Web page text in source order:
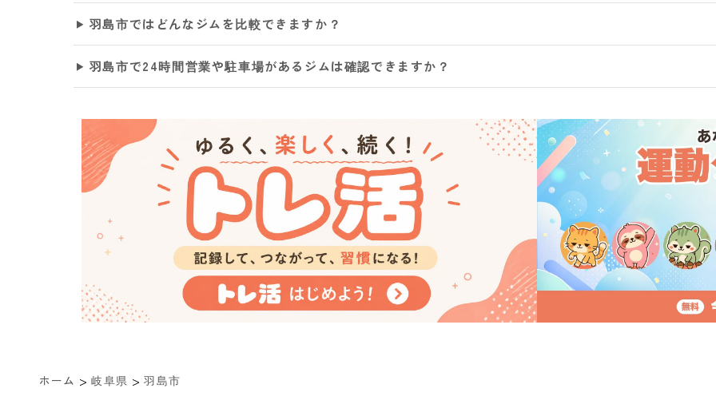
羽島市ではどんなジムを比較できますか？
羽島市で24時間営業や駐車場があるジムは確認できますか？
ホーム > 岐阜県 > 羽島市